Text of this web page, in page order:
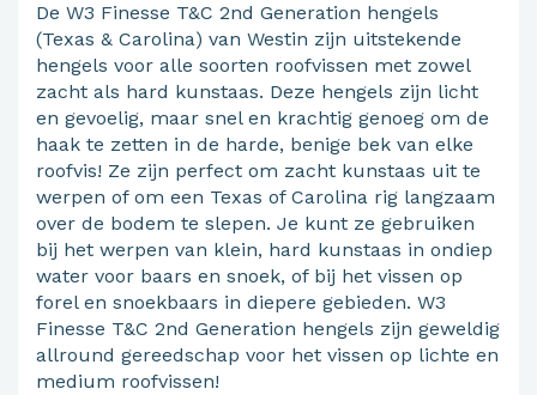
De W3 Finesse T&C 2nd Generation hengels
(Texas & Carolina) van Westin zijn uitstekende
hengels voor alle soorten roofvissen met zowel
zacht als hard kunstaas. Deze hengels zijn licht
en gevoelig, maar snel en krachtig genoeg om de
haak te zetten in de harde, benige bek van elke
roofvis! Ze zijn perfect om zacht kunstaas uit te
werpen of om een Texas of Carolina rig langzaam
over de bodem te slepen. Je kunt ze gebruiken
bij het werpen van klein, hard kunstaas in ondiep
water voor baars en snoek, of bij het vissen op
forel en snoekbaars in diepere gebieden. W3
Finesse T&C 2nd Generation hengels zijn geweldig
allround gereedschap voor het vissen op lichte en
medium roofvissen!